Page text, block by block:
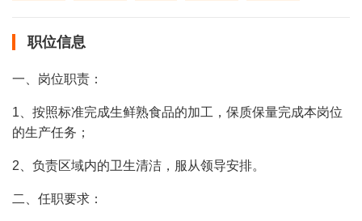
职位信息
一、岗位职责：
1、按照标准完成生鲜熟食品的加工，保质保量完成本岗位
的生产任务；
2、负责区域内的卫生清洁，服从领导安排。
二、任职要求：